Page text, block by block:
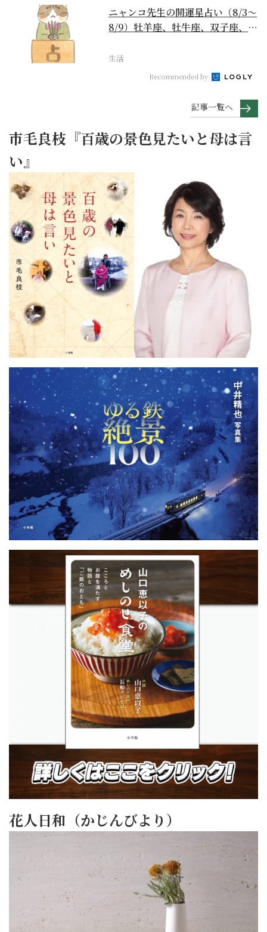
ニャンコ先生の開運星占い（8/3～
8/9）牡羊座、牡牛座、双子座、蟹
生活
Recommended by
記事一覧へ
市毛良枝『百歳の景色見たいと母は言
い』
花人日和（かじんびより）